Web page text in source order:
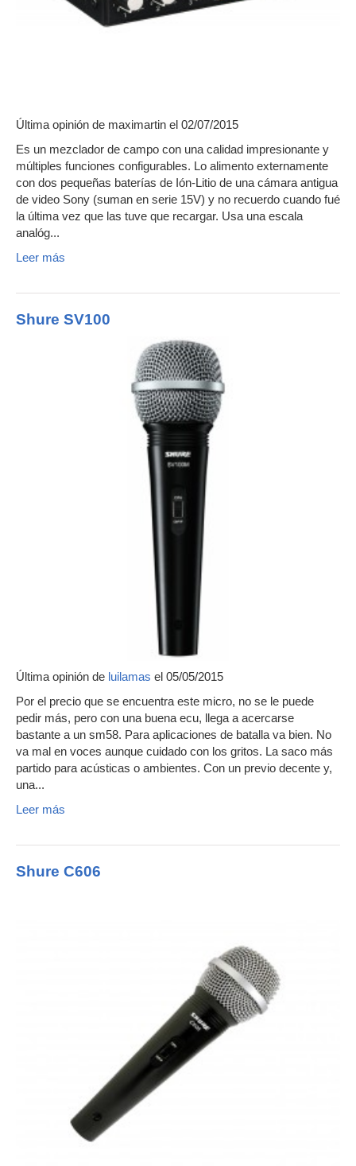
Última opinión de maximartin el 02/07/2015
Es un mezclador de campo con una calidad impresionante y
múltiples funciones configurables. Lo alimento externamente
con dos pequeñas baterías de Ión-Litio de una cámara antigua
de video Sony (suman en serie 15V) y no recuerdo cuando fué
la última vez que las tuve que recargar. Usa una escala
analóg...
Leer más
Shure SV100
Última opinión de luilamas el 05/05/2015
Por el precio que se encuentra este micro, no se le puede
pedir más, pero con una buena ecu, llega a acercarse
bastante a un sm58. Para aplicaciones de batalla va bien. No
va mal en voces aunque cuidado con los gritos. La saco más
partido para acústicas o ambientes. Con un previo decente y,
una...
Leer más
Shure C606